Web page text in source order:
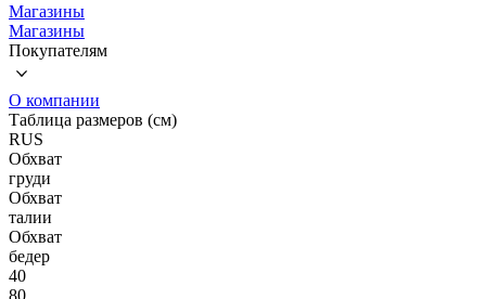
Магазины
Магазины
Покупателям
О компании
Таблица размеров (см)
RUS
Обхват
груди
Обхват
талии
Обхват
бедер
40
80